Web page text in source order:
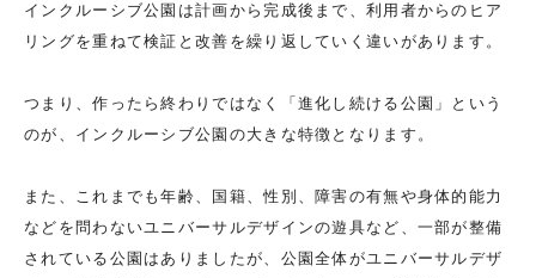
インクルーシブ公園は計画から完成後まで、利用者からのヒア
リングを重ねて検証と改善を繰り返していく違いがあります。
つまり、作ったら終わりではなく「進化し続ける公園」という
のが、インクルーシブ公園の大きな特徴となります。
また、これまでも年齢、国籍、性別、障害の有無や身体的能力
などを問わないユニバーサルデザインの遊具など、一部が整備
されている公園はありましたが、公園全体がユニバーサルデザ